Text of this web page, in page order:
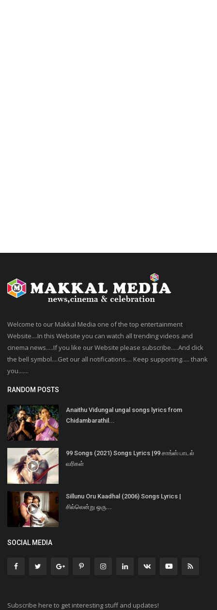
Welcome to our Makkal Media one of the top entertainment
Website....In this Website you can watch all trending videos and
cinema news.....If you like our Website please subscribe.....And click
the bell symbol....Get our all notifications.... Keep supporting..... thank
you.......
RANDOM POSTS
Anaithu Vidungal ungal songs lyrics from
Chidambarathil...
99 Songs (2021) Songs Lyrics |99 சாங்ஸ் பாடல்
வரிகள்
Sillunu Oru Kaadhal (2006) Songs Lyrics |
சில்லென்று ஒரு...
SOCIAL MEDIA
Subscribe here to get interesting stuff and updates!